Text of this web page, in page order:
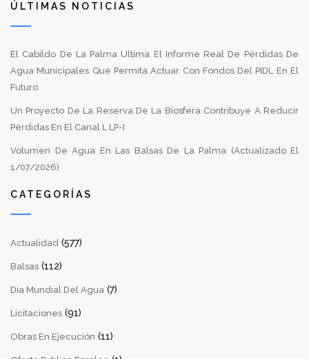
ÚLTIMAS NOTICIAS
El Cabildo De La Palma Ultima El Informe Real De Pérdidas De
Agua Municipales Que Permita Actuar Con Fondos Del PIDL En El
Futuro
Un Proyecto De La Reserva De La Biosfera Contribuye A Reducir
Pérdidas En El Canal L LP-I
Volumen De Agua En Las Balsas De La Palma (Actualizado El
1/07/2026)
CATEGORÍAS
Actualidad (577)
Balsas (112)
Día Mundial Del Agua (7)
Licitaciones (91)
Obras En Ejecución (11)